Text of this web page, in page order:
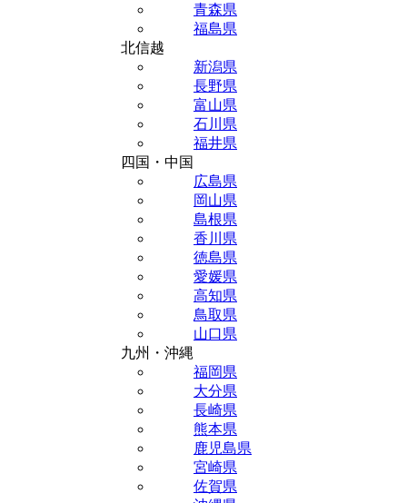
青森県
福島県
北信越
新潟県
長野県
富山県
石川県
福井県
四国・中国
広島県
岡山県
島根県
香川県
徳島県
愛媛県
高知県
鳥取県
山口県
九州・沖縄
福岡県
大分県
長崎県
熊本県
鹿児島県
宮崎県
佐賀県